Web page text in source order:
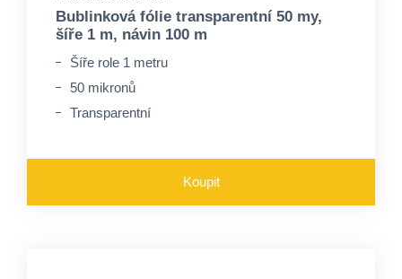
Bublinková fólie transparentní 50 my,
šíře 1 m, návin 100 m
Šíře role 1 metru
50 mikronů
Transparentní
Koupit